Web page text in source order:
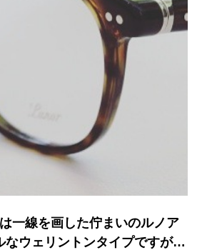
一線を画した佇まいのルノア
ウェリントンタイプですが、